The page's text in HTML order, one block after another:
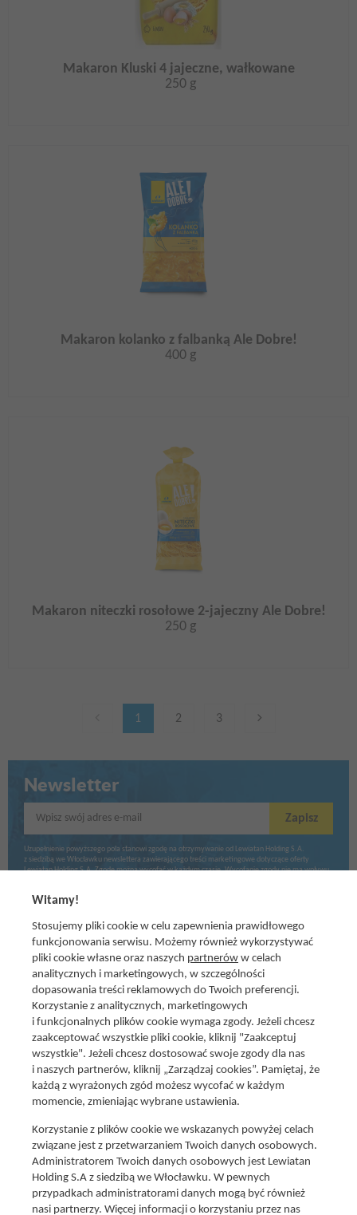
Makaron Kluski 4 jajeczne, wałkowane
250 g
Makaron kolanko z falbanką Ale Dobre!
400 g
Makaron niteczki rosołowe 2-jajeczny Ale Dobre!
250 g
1 2 3
Newsletter
Wpisz swój adres e-mail Zapisz
Uzupełnienie powyższego pola stanowi zgodę na otrzymywanie od Lewiatan Holding S.A.
z siedzibą we Włocławku newslettera zawierającego treści marketingowe dotyczące oferty
Lewiatan Holding S.A. Zgodę można wycofać w każdym czasie. Wycofanie zgody nie ma wpływu
Social media
Znajdź nas na:
Promocje i oferty
Aktualna gazetka
Gotuję z Lewiatanem
Znajdź sklep
Aplikacja Mój Lewiatan
Karta Mój Lewiatan
Witamy!
Stosujemy pliki cookie w celu zapewnienia prawidłowego
funkcjonowania serwisu. Możemy również wykorzystywać
pliki cookie własne oraz naszych partnerów w celach
analitycznych i marketingowych, w szczególności
dopasowania treści reklamowych do Twoich preferencji.
Korzystanie z analitycznych, marketingowych
i funkcjonalnych plików cookie wymaga zgody. Jeżeli chcesz
zaakceptować wszystkie pliki cookie, kliknij "Zaakceptuj
wszystkie". Jeżeli chcesz dostosować swoje zgody dla nas
i naszych partnerów, kliknij „Zarządzaj cookies”. Pamiętaj, że
każdą z wyrażonych zgód możesz wycofać w każdym
momencie, zmieniając wybrane ustawienia.
Korzystanie z plików cookie we wskazanych powyżej celach
związane jest z przetwarzaniem Twoich danych osobowych.
Administratorem Twoich danych osobowych jest Lewiatan
Holding S.A z siedzibą we Włocławku. W pewnych
przypadkach administratorami danych mogą być również
nasi partnerzy. Więcej informacji o korzystaniu przez nas